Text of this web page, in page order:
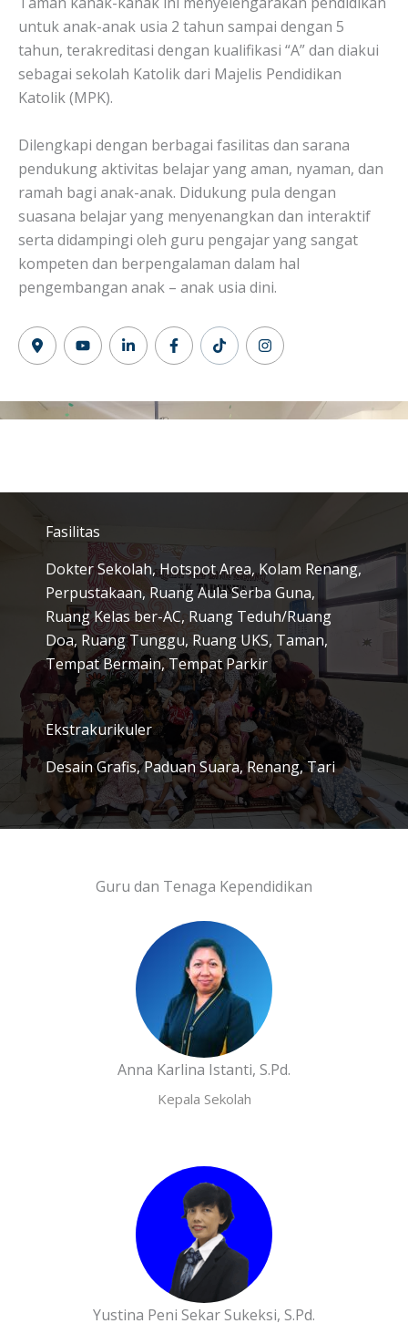
untuk anak-anak usia 2 tahun sampai dengan 5
tahun, terakreditasi dengan kualifikasi “A” dan diakui
sebagai sekolah Katolik dari Majelis Pendidikan
Katolik (MPK).
Dilengkapi dengan berbagai fasilitas dan sarana
pendukung aktivitas belajar yang aman, nyaman, dan
ramah bagi anak-anak. Didukung pula dengan
suasana belajar yang menyenangkan dan interaktif
serta didampingi oleh guru pengajar yang sangat
kompeten dan berpengalaman dalam hal
pengembangan anak – anak usia dini.
Fasilitas
Dokter Sekolah, Hotspot Area, Kolam Renang,
Perpustakaan, Ruang Aula Serba Guna,
Ruang Kelas ber-AC, Ruang Teduh/Ruang
Doa, Ruang Tunggu, Ruang UKS, Taman,
Tempat Bermain, Tempat Parkir
Ekstrakurikuler
Desain Grafis, Paduan Suara, Renang, Tari
Guru dan Tenaga Kependidikan
Anna Karlina Istanti, S.Pd.
Kepala Sekolah
Yustina Peni Sekar Sukeksi, S.Pd.